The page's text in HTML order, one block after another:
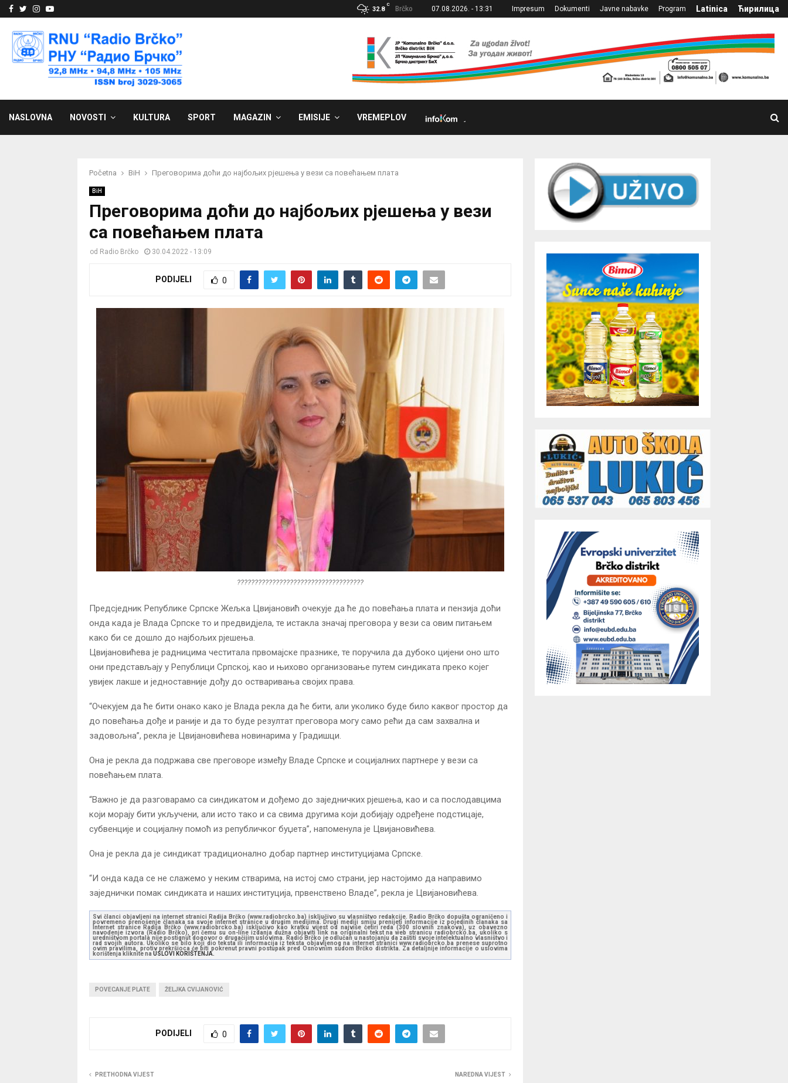
Facebook
Twitter
Instagram
Youtube 32.8
C
Brčko 07.08.2026. - 13:31 Impresum Dokumenti Javne nabavke Program Latinica Ћирилица
NASLOVNA NOVOSTI KULTURA SPORT MAGAZIN EMISIJE VREMEPLOV
Početna BiH Преговорима доћи до најбољих рјешења у вези са повећањем плата
BiH
Преговорима доћи до најбољих рјешења у вези
са повећањем плата
od Radio Brčko 30.04.2022 - 13:09
PODIJELI 0
????????????????????????????????????
Предсједник Републике Српске Жељка Цвијановић очекује да ће до повећања плата и пензија доћи
онда када је Влада Српске то и предвидјела, те истакла значај преговора у вези са овим питањем
како би се дошло до најбољих рјешења.
Цвијановићева је радницима честитала првомајске празнике, те поручила да дубоко цијени оно што
они представљају у Републици Српској, као и њихово организовање путем синдиката преко којег
увијек лакше и једноставније дођу до остваривања својих права.
“Очекујем да ће бити онако како је Влада рекла да ће бити, али уколико буде било каквог простор да
до повећања дође и раније и да то буде резултат преговора могу само рећи да сам захвална и
задовољна”, рекла је Цвијановићева новинарима у Градишци.
Она је рекла да подржава све преговоре између Владе Српске и социјалних партнере у вези са
повећањем плата.
“Важно је да разговарамо са синдикатом и дођемо до заједничких рјешења, као и са послодавцима
који морају бити укључени, али исто тако и са свима другима који добијају одређене подстицаје,
субвенције и социјалну помоћ из републичког буџета”, напоменула је Цвијановићева.
Она је рекла да је синдикат традиционално добар партнер институцијама Српске.
“И онда када се не слажемо у неким стварима, на истој смо страни, јер настојимо да направимо
заједнички помак синдиката и наших институција, првенствено Владе”, рекла је Цвијановићева.
Svi članci objavljeni na internet stranici Radija Brčko (www.radiobrcko.ba) isključivo su vlasništvo redakcije. Radio Brčko dopušta ograničeno i
povremeno prenošenje članaka sa svoje internet stranice u drugim medijima. Drugi mediji smiju prenijeti informacije iz pojedinih članaka sa
Internet stranice Radija Brčko (www.radiobrcko.ba) isključivo kao kratku vijest od najviše četiri reda (300 slovnih znakova), uz obavezno
navođenje izvora (Radio Brčko), pri čemu su on-line izdanja dužna objaviti link na originalni tekst na web stranicu radiobrcko.ba, ukoliko s
uredništvom portala nije postignut dogovor o drugačijim uslovima. Radio Brčko je odlučan u nastojanju da zaštiti svoje intelektualno vlasništvo i
rad svojih autora. Ukoliko se bilo koji dio teksta ili informacija iz teksta objavljenog na internet stranici www.radiobrcko.ba prenese suprotno
ovim pravilima, protiv prekršioca će biti pokrenut pravni postupak pred Osnovnim sudom Brčko distrikta. Za detaljnije informacije o uslovima
korištenja kliknite na USLOVI KORIŠTENJA.
POVECANJE PLATE ŽELJKA CVIJANOVIĆ
PODIJELI 0
PRETHODNA VIJEST NAREDNA VIJEST